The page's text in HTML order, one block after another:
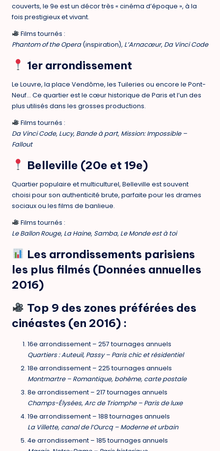
couverts, le 9e est un décor très « cinéma d’époque », à la
fois prestigieux et vivant.
Films tournés :
Phantom of the Opera(inspiration), L’Arnacœur, Da Vinci Code
1er arrondissement
Le Louvre, la place Vendôme, les Tuileries ou encore le Pont-
Neuf… Ce quartier est le cœur historique de Paris et l’un des
plus utilisés dans les grosses productions.
Films tournés :
Da Vinci Code, Lucy, Bande à part, Mission: Impossible –
Fallout
Belleville (20e et 19e)
Quartier populaire et multiculturel, Belleville est souvent
choisi pour son authenticité brute, parfaite pour les drames
sociaux ou les films de banlieue.
Films tournés :
Le Ballon Rouge, La Haine, Samba, Le Monde est à toi
Les arrondissements parisiens
les plus filmés (Données annuelles
2016)
Top 9 des zones préférées des
cinéastes (en 2016) :
16e arrondissement – 257 tournages annuels
Quartiers : Auteuil, Passy – Paris chic et résidentiel
18e arrondissement – 225 tournages annuels
Montmartre – Romantique, bohème, carte postale
8e arrondissement – 217 tournages annuels
Champs-Élysées, Arc de Triomphe – Paris de luxe
19e arrondissement – 188 tournages annuels
La Villette, canal de l’Ourcq – Moderne et urbain
4e arrondissement – 185 tournages annuels